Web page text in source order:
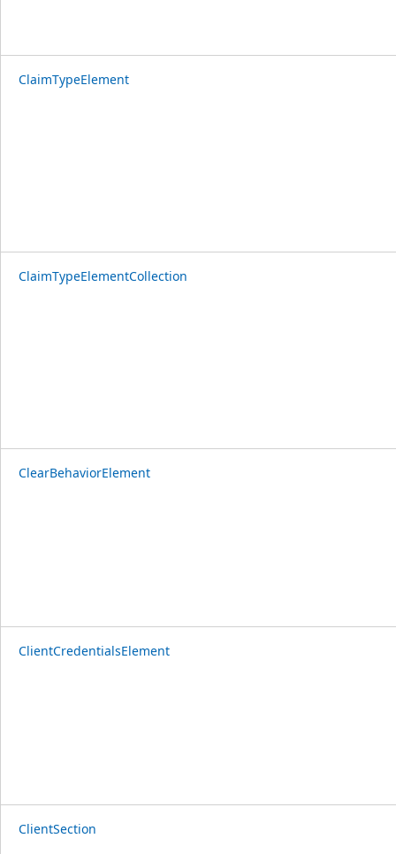
ClaimTypeElement
ClaimTypeElementCollection
ClearBehaviorElement
ClientCredentialsElement
ClientSection